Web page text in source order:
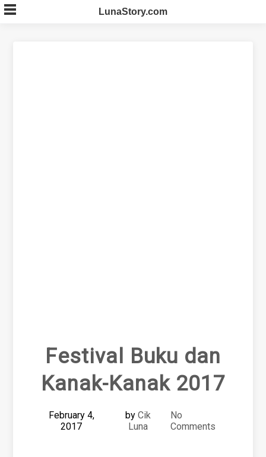
Skip
to
LunaStory.com
Festival Buku dan
Kanak-Kanak 2017
February 4,
2017
by Cik
Luna
No
Comments